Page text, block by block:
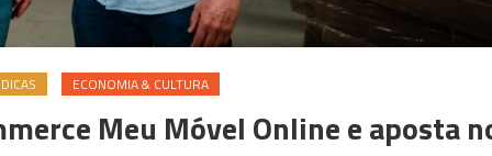
DICAS ECONOMIA & CULTURA
Meu Móvel Online e aposta